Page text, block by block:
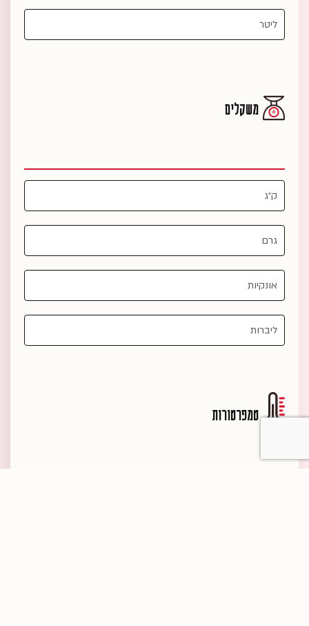
משקלים
טמפרטורות